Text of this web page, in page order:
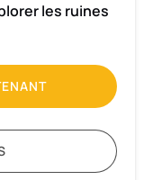
les ruines